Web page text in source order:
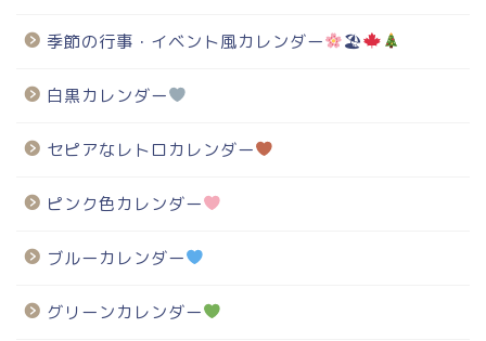
季節の行事・イベント風カレンダー 🏖
白黒カレンダー
セピアなレトロカレンダー
ピンク色カレンダー
ブルーカレンダー
グリーンカレンダー